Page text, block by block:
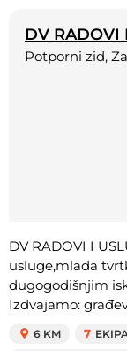
DV RADOVI
Potporni zid,
DV RADOVI I
usluge,mlada
dugogodišnjim
Izdvajamo:
6 KM 7